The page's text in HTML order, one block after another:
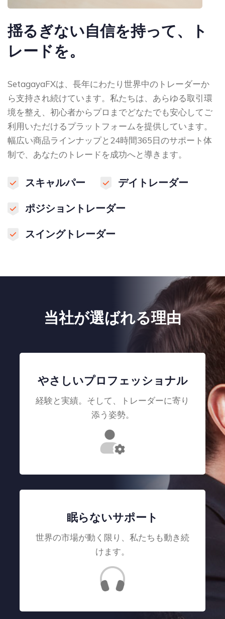
揺るぎない自信を持って、ト
レードを。
SetagayaFXは、長年にわたり世界中のトレーダーか
ら支持され続けています。私たちは、あらゆる取引環
境を整え、初心者からプロまでどなたでも安心してご
利用いただけるプラットフォームを提供しています。
幅広い商品ラインナップと24時間365日のサポート体
制で、あなたのトレードを成功へと導きます。
スキャルパー デイトレーダー
ポジショントレーダー
スイングトレーダー
当社が選ばれる理由
やさしいプロフェッショナル
経験と実績。そして、トレーダーに寄り
添う姿勢。
眠らないサポート
世界の市場が動く限り、私たちも動き続
けます。